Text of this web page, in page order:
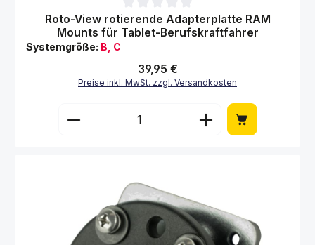
Durchschnittliche Bewertung von 0 von 5 Sternen
Roto-View rotierende Adapterplatte RAM
Mounts für Tablet-Berufskraftfahrer
Systemgröße: B, C
Regulärer Preis:
39,95 €
Preise inkl. MwSt. zzgl. Versandkosten
Produkt Anzahl: Gib den gewünschten